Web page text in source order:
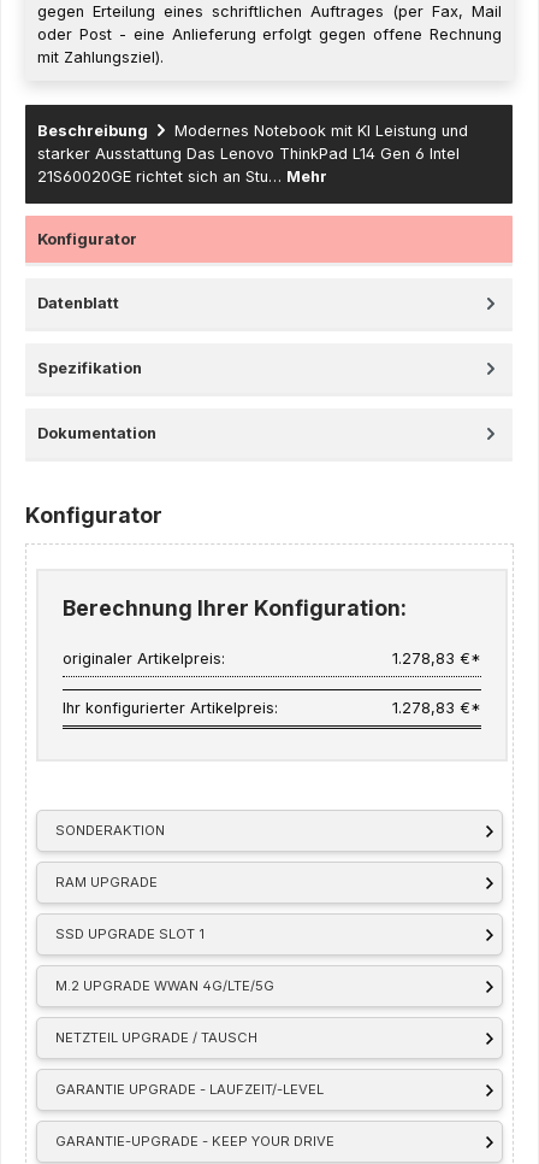
gegen Erteilung eines schriftlichen Auftrages (per Fax, Mail
oder Post - eine Anlieferung erfolgt gegen offene Rechnung
mit Zahlungsziel).
Beschreibung
Modernes Notebook mit KI Leistung und
starker Ausstattung Das Lenovo ThinkPad L14 Gen 6 Intel
21S60020GE richtet sich an Stu… Mehr
Konfigurator
Datenblatt
Spezifikation
Dokumentation
Konfigurator
SONDERAKTION
RAM UPGRADE
SSD UPGRADE SLOT 1
M.2 UPGRADE WWAN 4G/LTE/5G
NETZTEIL UPGRADE / TAUSCH
GARANTIE UPGRADE - LAUFZEIT/-LEVEL
GARANTIE-UPGRADE - KEEP YOUR DRIVE
Berechnung Ihrer Konfiguration:
originaler Artikelpreis: 1.278,83 €*
Ihr konfigurierter Artikelpreis: 1.278,83 €*